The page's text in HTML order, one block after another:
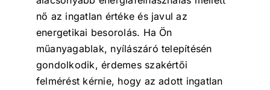
nő az ingatlan értéke és javul az
energetikai besorolás. Ha Ön
műanyagablak, nyílászáró telepítésén
gondolkodik, érdemes szakértői
felmérést kérnie, hogy az adott ingatlan